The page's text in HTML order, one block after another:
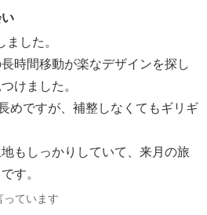
した。
時間移動が楽なデザインを探し
けました。
めですが、補整しなくてもギリギ
もしっかりしていて、来月の旅
す。
っています